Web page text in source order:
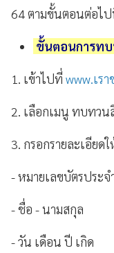
64 ตามขั้นตอนต่อไ
ขั้นตอนการท
1. เข้าไปที่ www.เร
2. เลือกเมนู ทบทว
3. กรอกรายละเอียด
- หมายเลขบัตรประ
- ชื่อ - นามสกุล
- วัน เดือน ปี เกิด